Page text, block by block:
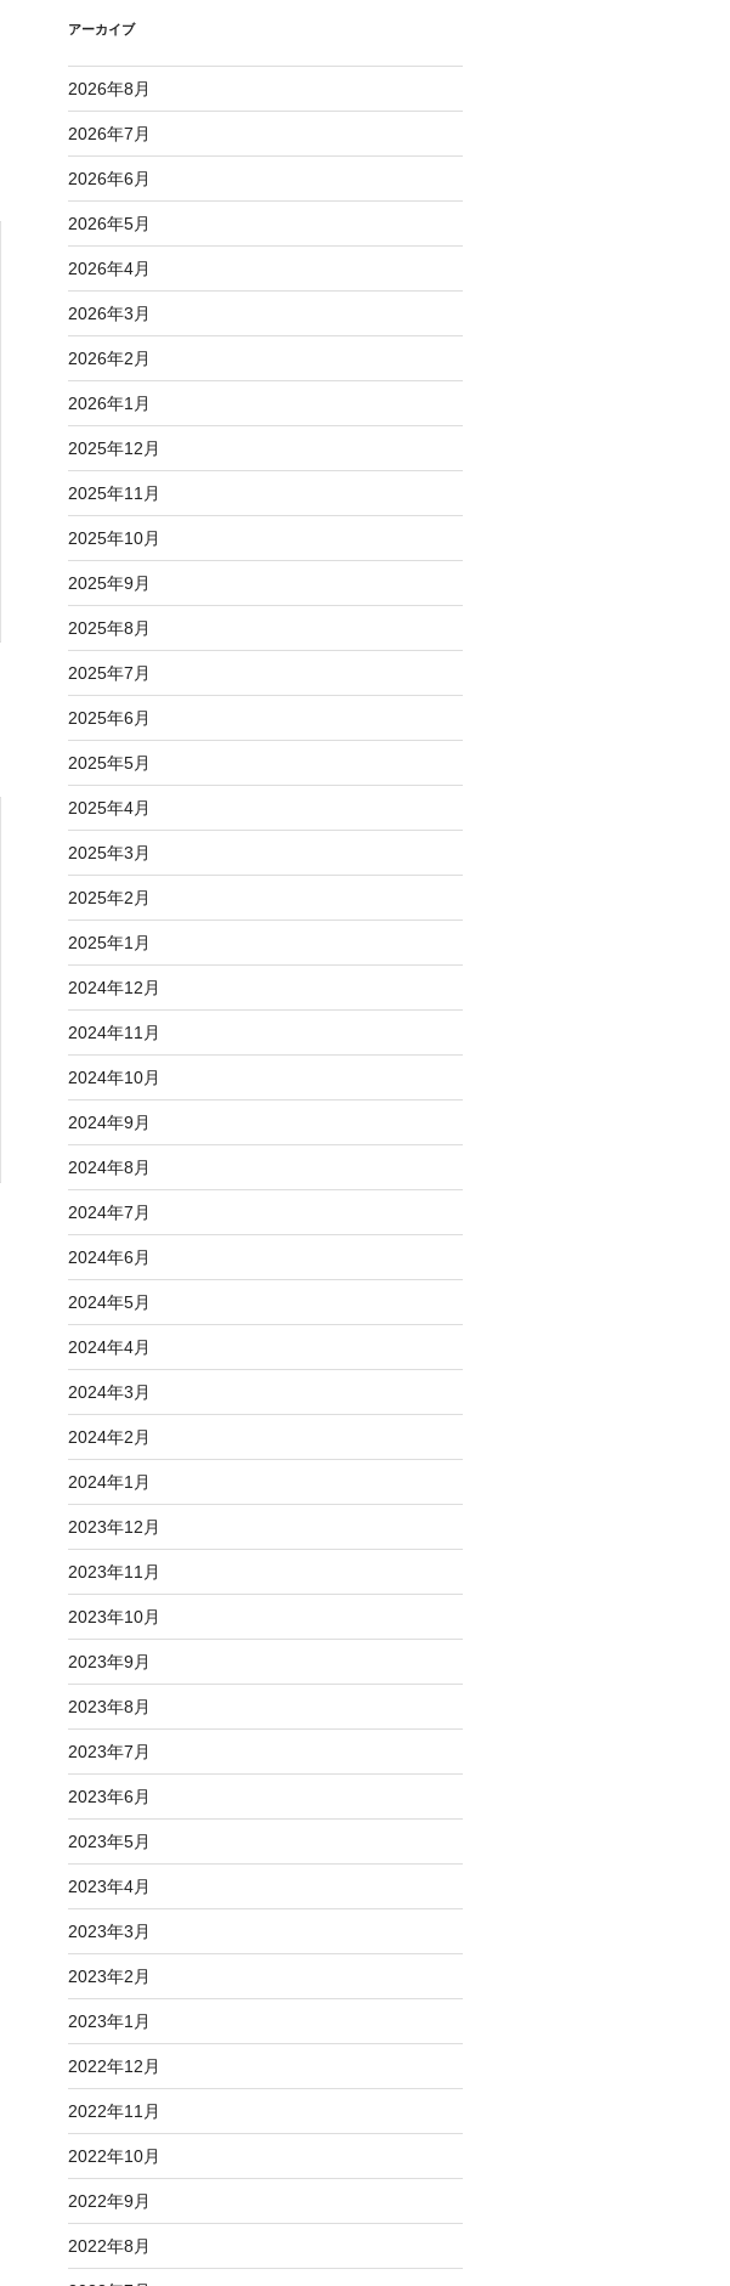
アーカイブ
2026年8月
2026年7月
2026年6月
2026年5月
2026年4月
2026年3月
2026年2月
2026年1月
2025年12月
2025年11月
2025年10月
2025年9月
2025年8月
2025年7月
2025年6月
2025年5月
2025年4月
2025年3月
2025年2月
2025年1月
2024年12月
2024年11月
2024年10月
2024年9月
2024年8月
2024年7月
2024年6月
2024年5月
2024年4月
2024年3月
2024年2月
2024年1月
2023年12月
2023年11月
2023年10月
2023年9月
2023年8月
2023年7月
2023年6月
2023年5月
2023年4月
2023年3月
2023年2月
2023年1月
2022年12月
2022年11月
2022年10月
2022年9月
2022年8月